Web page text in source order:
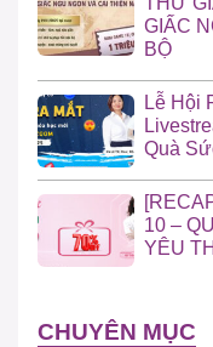
GIẤC
BỘ
Lễ Hội
Quà
10 –
YÊU
CHUYÊN MỤC